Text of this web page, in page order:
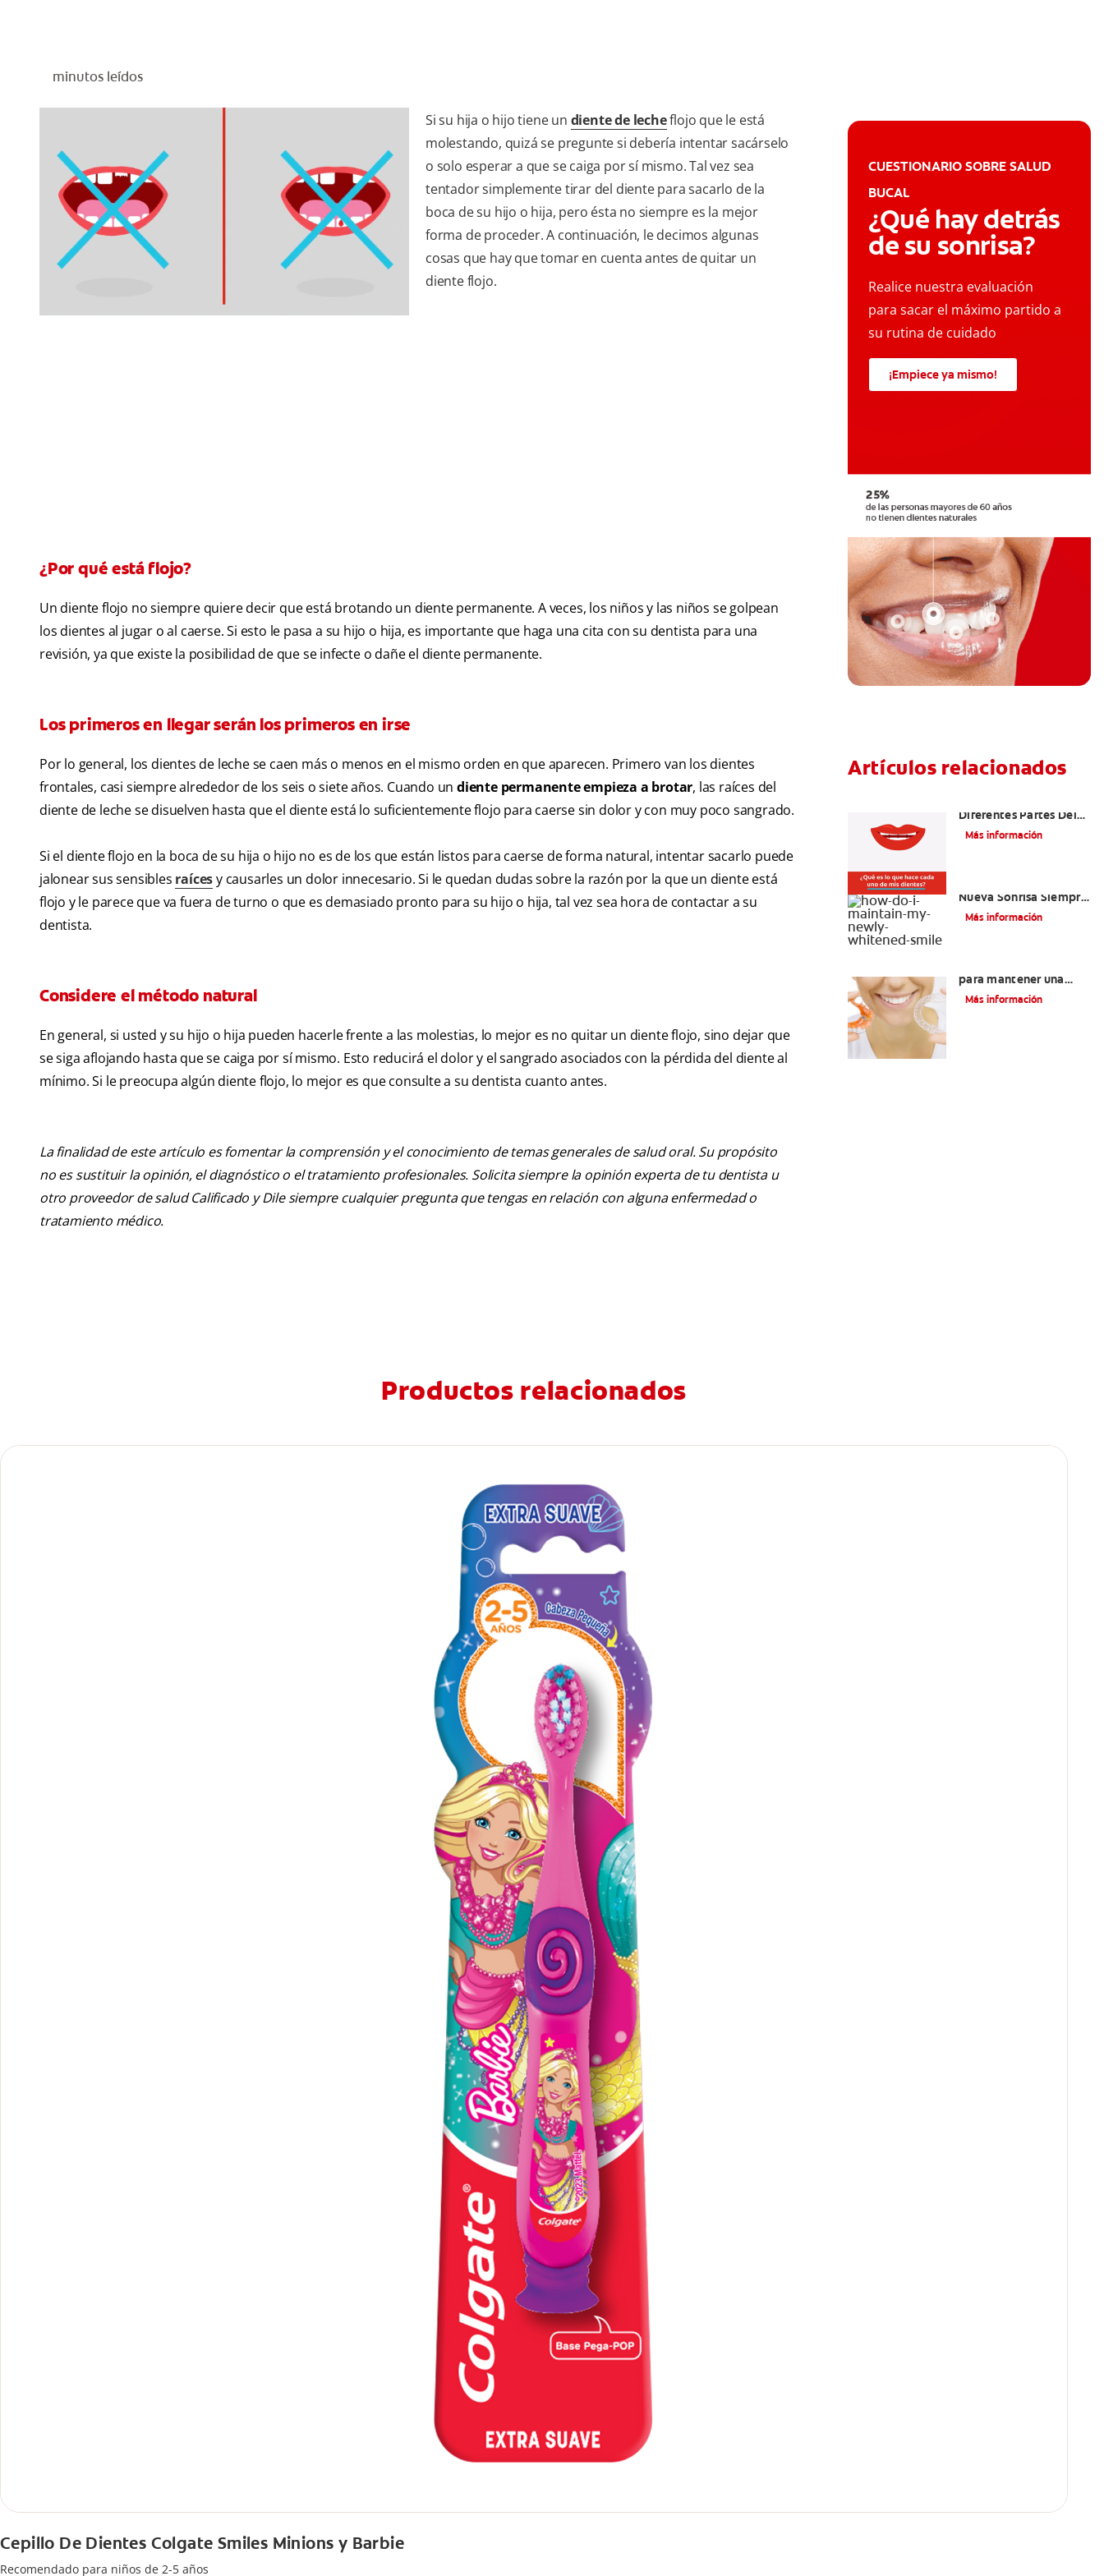
minutos leídos
Si su hija o hijo tiene un diente de lecheflojo que le está
molestando, quizá se pregunte si debería intentar sacárselo
o solo esperar a que se caiga por sí mismo. Tal vez sea
tentador simplemente tirar del diente para sacarlo de la
boca de su hijo o hija, pero ésta no siempre es la mejor
forma de proceder. A continuación, le decimos algunas
cosas que hay que tomar en cuenta antes de quitar un
diente flojo.
¿Por qué está flojo?
Un diente flojo no siempre quiere decir que está brotando un diente permanente. A veces, los niños y las niños se golpean
los dientes al jugar o al caerse. Si esto le pasa a su hijo o hija, es importante que haga una cita con su dentista para una
revisión, ya que existe la posibilidad de que se infecte o dañe el diente permanente.
Los primeros en llegar serán los primeros en irse
Por lo general, los dientes de leche se caen más o menos en el mismo orden en que aparecen. Primero van los dientes
frontales, casi siempre alrededor de los seis o siete años. Cuando un diente permanente empieza a brotar, las raíces del
diente de leche se disuelven hasta que el diente está lo suficientemente flojo para caerse sin dolor y con muy poco sangrado.
Si el diente flojo en la boca de su hija o hijo no es de los que están listos para caerse de forma natural, intentar sacarlo puede
jalonear sus sensibles raícesy causarles un dolor innecesario. Si le quedan dudas sobre la razón por la que un diente está
flojo y le parece que va fuera de turno o que es demasiado pronto para su hijo o hija, tal vez sea hora de contactar a su
dentista.
Considere el método natural
En general, si usted y su hijo o hija pueden hacerle frente a las molestias, lo mejor es no quitar un diente flojo, sino dejar que
se siga aflojando hasta que se caiga por sí mismo. Esto reducirá el dolor y el sangrado asociados con la pérdida del diente al
mínimo. Si le preocupa algún diente flojo, lo mejor es que consulte a su dentista cuanto antes.
La finalidad de este artículo es fomentar la comprensión y el conocimiento de temas generales de salud oral. Su propósito
no es sustituir la opinión, el diagnóstico o el tratamiento profesionales. Solicita siempre la opinión experta de tu dentista u
otro proveedor de salud Calificado y Dile siempre cualquier pregunta que tengas en relación con alguna enfermedad o
tratamiento médico.
CUESTIONARIO SOBRE SALUD
BUCAL
¿Qué hay detrás
de su sonrisa?
Realice nuestra evaluación
para sacar el máximo partido a
su rutina de cuidado
¡Empiece ya mismo!
Artículos relacionados
Diferentes Partes Del
Diente?
Más información
Nueva Sonrisa Siempre
Blanca?
Más información
para mantener una
sonrisa derecha
Más información
Productos relacionados
Cepillo De Dientes Colgate Smiles Minions y Barbie
Recomendado para niños de 2-5 años